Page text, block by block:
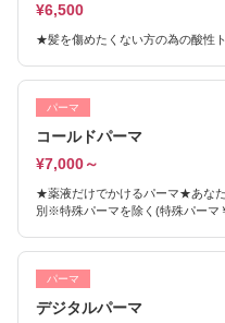
¥6,500
★髪を傷めたくない方の為の酸性
パーマ
コールドパーマ
¥7,000～
★薬液だけでかけるパーマ★あな
別※特殊パーマを除く(特殊パー
パーマ
デジタルパーマ